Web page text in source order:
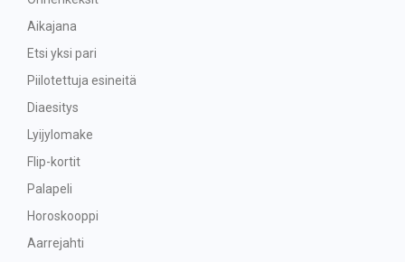
Aikajana
Etsi yksi pari
Piilotettuja esineitä
Diaesitys
Lyijylomake
Flip-kortit
Palapeli
Horoskooppi
Aarrejahti